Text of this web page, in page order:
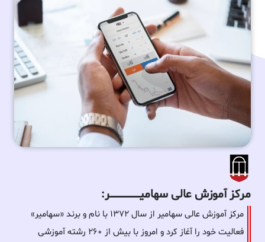
مرکز آموزش عالی سهامیـــــــــــــــــــــــــر:
مرکز آموزش عالی سهامیر از سال ۱۳۷۲ با نام و برند «سهامیر»
فعالیت خود را آغاز کرد و امروز با بیش از ۲۶۰ رشته آموزشی